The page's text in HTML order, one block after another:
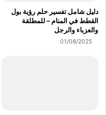
دليل شامل تفسير حلم رؤية بول
القطط في المنام – للمطلقة
والعزباء والرجل
01/08/2025